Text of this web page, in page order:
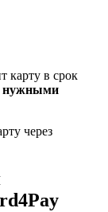
карту в срок
нужными
через